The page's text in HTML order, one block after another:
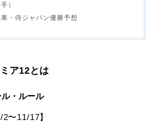
）
・侍ジャパン優勝予想
ア12とは
・ルール
〜11/17】